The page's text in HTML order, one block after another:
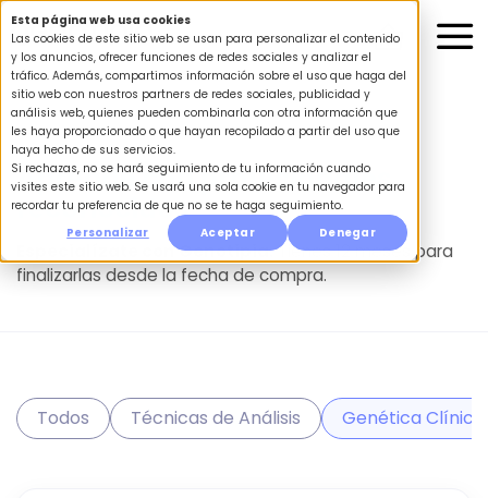
Esta página web usa cookies
Las cookies de este sitio web se usan para personalizar el contenido
y los anuncios, ofrecer funciones de redes sociales y analizar el
tráfico. Además, compartimos información sobre el uso que haga del
sitio web con nuestros partners de redes sociales, publicidad y
análisis web, quienes pueden combinarla con otra información que
les haya proporcionado o que hayan recopilado a partir del uso que
haya hecho de sus servicios.
Si rechazas, no se hará seguimiento de tu información cuando
visites este sitio web. Se usará una sola cookie en tu navegador para
recordar tu preferencia de que no se te haga seguimiento.
Personalizar
Aceptar Denegar
Saltar
al
contenido
Aprende con profesionales
reconocidos
Especialízate con Genotipia.Tienes 12 meses para
finalizarlas desde la fecha de compra.
Todos Técnicas de Análisis Genética Clínica